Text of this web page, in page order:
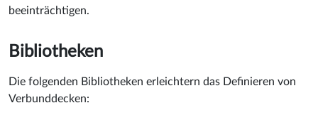
beeinträchtigen.
Bibliotheken
Die folgenden Bibliotheken erleichtern das Definieren von
Verbunddecken: